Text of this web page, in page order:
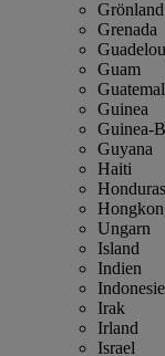
Grönland
Grenada
Guam
Guinea
Guinea-
Guyana
Haiti
Honduras
Ungarn
Island
Indien
Irak
Irland
Israel